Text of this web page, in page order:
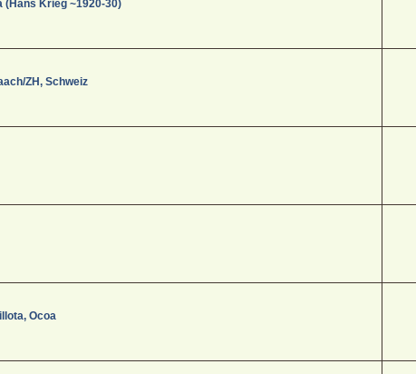
Krieg ~1920-30)
ZH, Schweiz
Ocoa